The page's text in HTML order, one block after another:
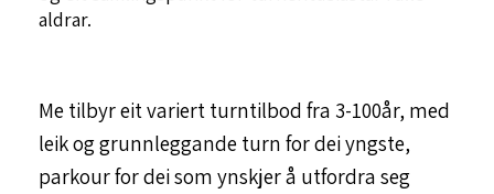
aldrar.
Me tilbyr eit variert turntilbod fra 3-100år, med
leik og grunnleggande turn for dei yngste,
parkour for dei som ynskjer å utfordra seg